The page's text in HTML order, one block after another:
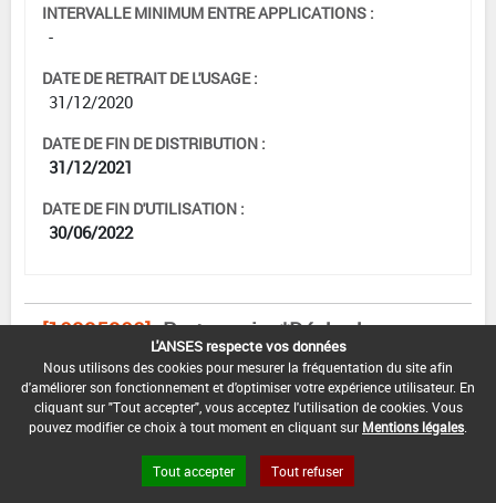
INTERVALLE MINIMUM ENTRE APPLICATIONS :
-
DATE DE RETRAIT DE L'USAGE :
31/12/2020
DATE DE FIN DE DISTRIBUTION :
31/12/2021
DATE DE FIN D'UTILISATION :
30/06/2022
[10995900] Porte graine*Désherbage
DOSE MAX
D'EMPLOI
NOMBRE MAX
D'APPLICATION
DÉLAIS AVANT
RÉCOLTE
L'ANSES respecte vos données
Nous utilisons des cookies pour mesurer la fréquentation du site afin
d'améliorer son fonctionnement et d'optimiser votre expérience utilisateur. En
cliquant sur "Tout accepter", vous acceptez l'utilisation de cookies. Vous
pouvez modifier ce choix à tout moment en cliquant sur Mentions légales
Tout accepter Tout refuser